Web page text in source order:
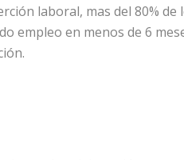
laboral, mas del 80% de
empleo en menos de 6